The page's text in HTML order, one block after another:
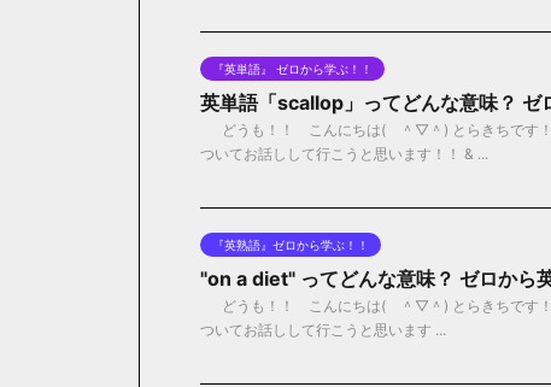
『英単語』 ゼロから学ぶ！！
英単語「scallop」ってどんな意味？ ゼ
どうも！！ こんにちは( ＾▽＾) とらきちです！
ついてお話しして行こうと思います！！ & ...
『英熟語』ゼロから学ぶ！！
"on a diet" ってどんな意味？ ゼロから
どうも！！ こんにちは( ＾▽＾) とらきちです！
ついてお話しして行こうと思います ...